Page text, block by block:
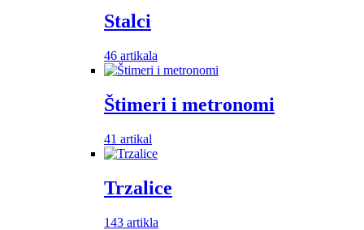
Stalci
46 artikala
Štimeri i metronomi
41 artikal
Trzalice
143 artikla